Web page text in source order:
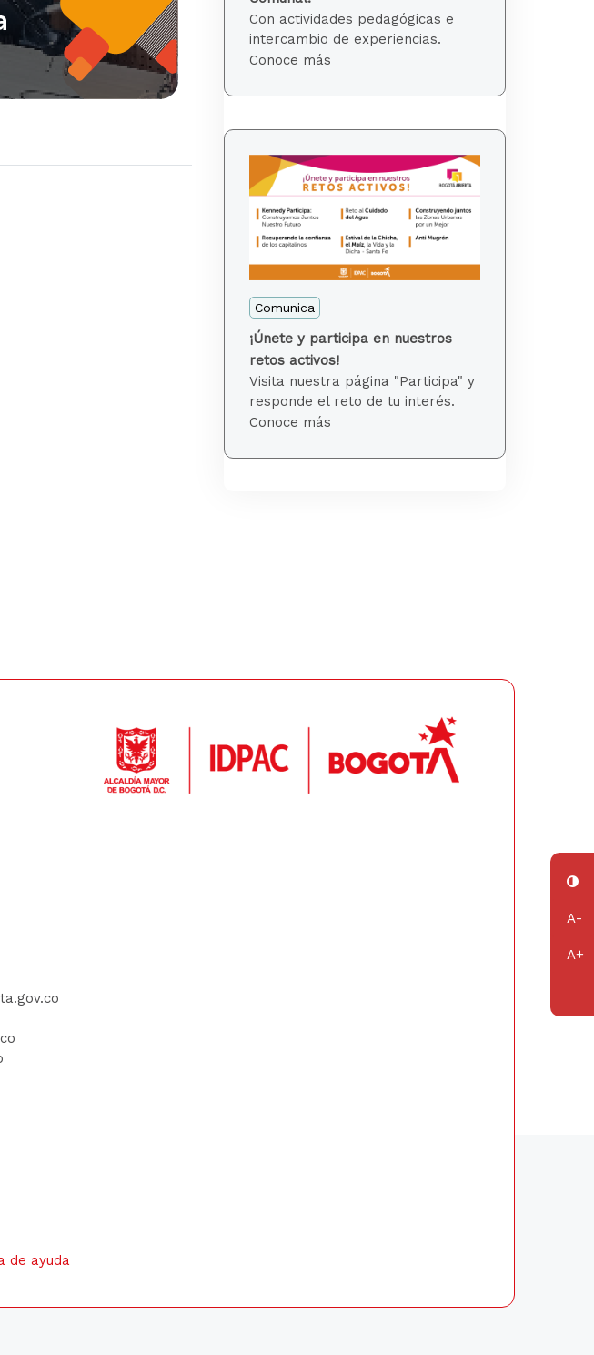
Con actividades pedagógicas e
intercambio de experiencias.
Conoce más
Comunica
¡Únete y participa en nuestros
retos activos!
Visita nuestra página "Participa" y
responde el reto de tu interés.
Conoce más
de ayuda